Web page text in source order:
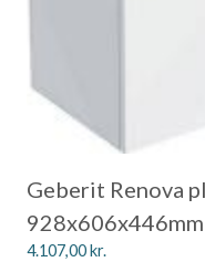
Geberit Renova
4.107,00kr.